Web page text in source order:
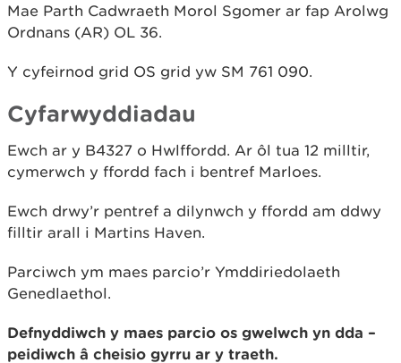
Mae Parth Cadwraeth Morol Sgomer ar fap Arolwg
Ordnans (AR) OL 36.
Y cyfeirnod grid OS grid yw SM 761 090.
Cyfarwyddiadau
Ewch ar y B4327 o Hwlffordd. Ar ôl tua 12 milltir,
cymerwch y ffordd fach i bentref Marloes.
Ewch drwy’r pentref a dilynwch y ffordd am ddwy
filltir arall i Martins Haven.
Parciwch ym maes parcio’r Ymddiriedolaeth
Genedlaethol.
Defnyddiwch y maes parcio os gwelwch yn dda –
peidiwch â cheisio gyrru ar y traeth.